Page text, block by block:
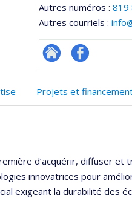
Autres numéros : 819
Autres courriels :
Site
de
Profil
Facebook
Projets et
d’acquérir, diffuser
innovatrices pour
exigeant la durabilité des